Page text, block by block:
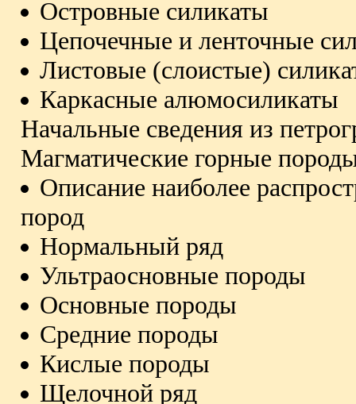
Островные силикаты
Цепочечные и ленточные
Листовые (слоистые)
Каркасные алюмосиликаты
Начальные сведения из
Магматические горные
Описание наиболее
пород
Нормальный ряд
Ультраосновные породы
Основные породы
Средние породы
Кислые породы
Щелочной ряд